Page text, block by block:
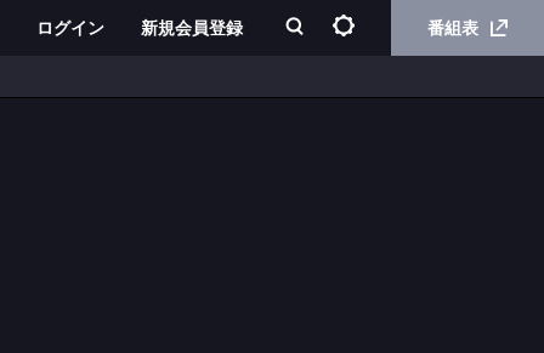
ログイン 新規会員登録 番組表